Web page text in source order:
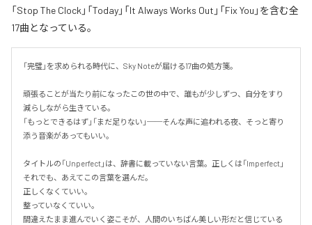
「Stop The Clock」「Today」「It Always Works Out」「Fix You」を含む全
17曲となっている。
「完璧」を求められる時代に、Sky Noteが届ける17曲の処方箋。
頑張ることが当たり前になったこの世の中で、誰もが少しずつ、自分をすり
減らしながら生きている。
「もっとできるはず」「まだ足りない」──そんな声に追われる夜、そっと寄り
添う音楽があってもいい。
タイトルの「Unperfect」は、辞書に載っていない言葉。正しくは「Imperfect」
それでも、あえてこの言葉を選んだ。
正しくなくていい。
整っていなくていい。
間違えたまま進んでいく姿こそが、人間のいちばん美しい形だと信じている